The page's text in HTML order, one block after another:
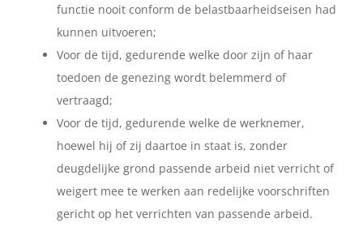
functie nooit conform de belastbaarheidseisen had
kunnen uitvoeren;
Voor de tijd, gedurende welke door zijn of haar
toedoen de genezing wordt belemmerd of
vertraagd;
Voor de tijd, gedurende welke de werknemer,
hoewel hij of zij daartoe in staat is, zonder
deugdelijke grond passende arbeid niet verricht of
weigert mee te werken aan redelijke voorschriften
gericht op het verrichten van passende arbeid.